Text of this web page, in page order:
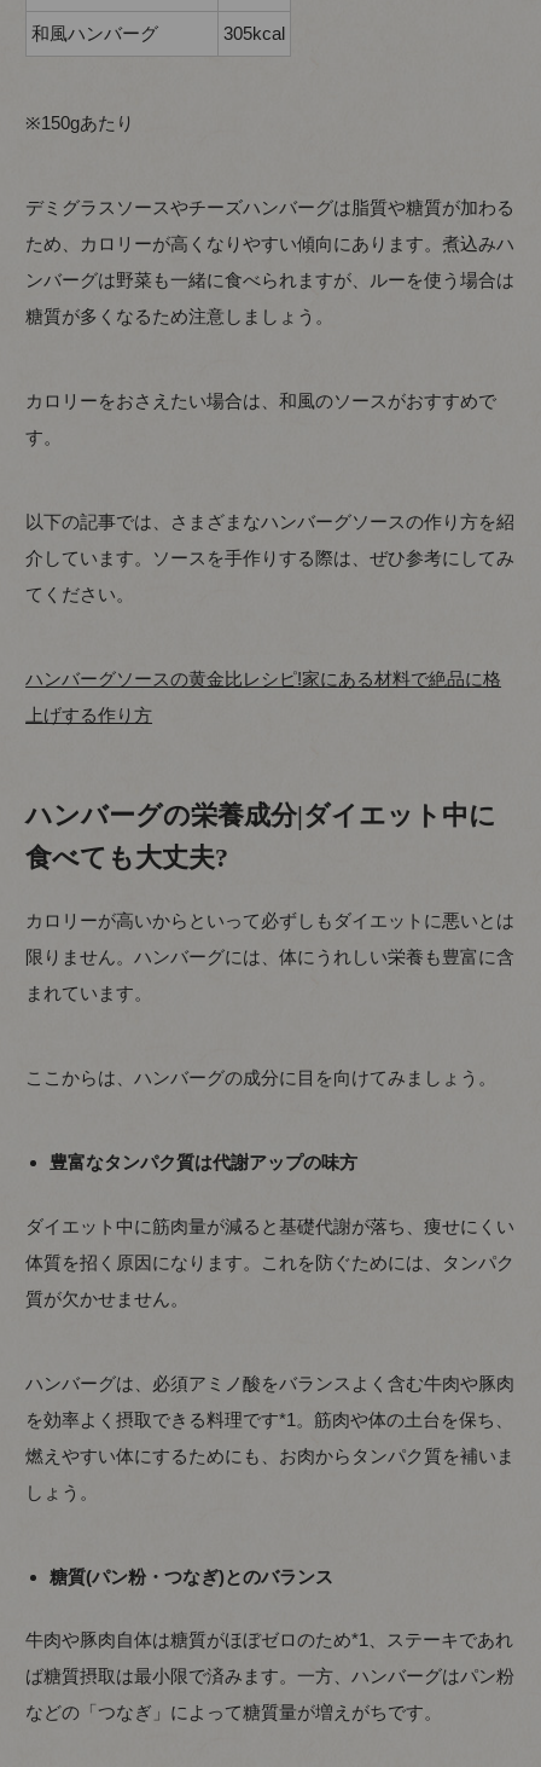
和風ハンバーグ 305kcal
※150gあたり
デミグラスソースやチーズハンバーグは脂質や糖質が加わる
ため、カロリーが高くなりやすい傾向にあります。煮込みハ
ンバーグは野菜も一緒に食べられますが、ルーを使う場合は
糖質が多くなるため注意しましょう。
カロリーをおさえたい場合は、和風のソースがおすすめで
す。
以下の記事では、さまざまなハンバーグソースの作り方を紹
介しています。ソースを手作りする際は、ぜひ参考にしてみ
てください。
ハンバーグソースの黄金比レシピ!家にある材料で絶品に格
上げする作り方
ハンバーグの栄養成分|ダイエット中に
食べても大丈夫?
カロリーが高いからといって必ずしもダイエットに悪いとは
限りません。ハンバーグには、体にうれしい栄養も豊富に含
まれています。
ここからは、ハンバーグの成分に目を向けてみましょう。
豊富なタンパク質は代謝アップの味方
ダイエット中に筋肉量が減ると基礎代謝が落ち、痩せにくい
体質を招く原因になります。これを防ぐためには、タンパク
質が欠かせません。
ハンバーグは、必須アミノ酸をバランスよく含む牛肉や豚肉
を効率よく摂取できる料理です*1。筋肉や体の土台を保ち、
燃えやすい体にするためにも、お肉からタンパク質を補いま
しょう。
糖質(パン粉・つなぎ)とのバランス
牛肉や豚肉自体は糖質がほぼゼロのため*1、ステーキであれ
ば糖質摂取は最小限で済みます。一方、ハンバーグはパン粉
などの「つなぎ」によって糖質量が増えがちです。